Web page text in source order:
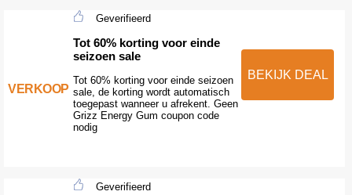
VERKOOP
Geverifieerd
Tot 60% korting voor einde
seizoen sale
Tot 60% korting voor einde seizoen
sale, de korting wordt automatisch
toegepast wanneer u afrekent. Geen
Grizz Energy Gum coupon code
nodig
BEKIJK DEAL
Geverifieerd